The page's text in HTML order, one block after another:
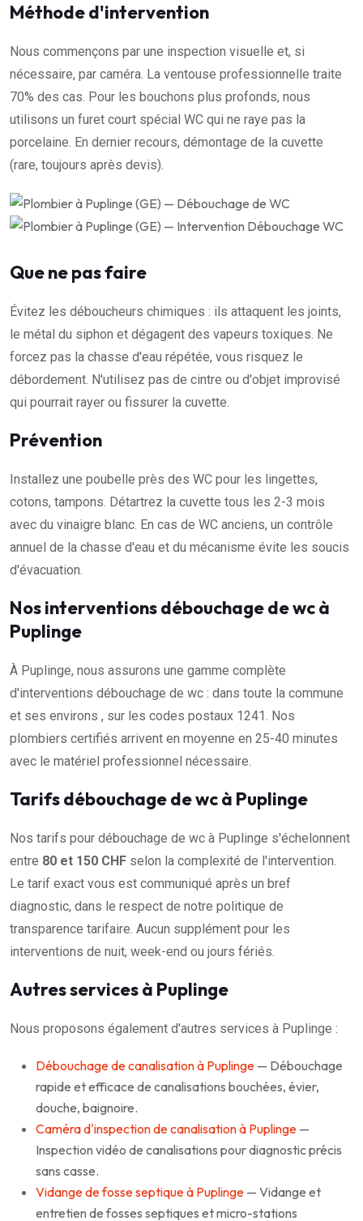
Méthode d'intervention
Nous commençons par une inspection visuelle et, si
nécessaire, par caméra. La ventouse professionnelle traite
70% des cas. Pour les bouchons plus profonds, nous
utilisons un furet court spécial WC qui ne raye pas la
porcelaine. En dernier recours, démontage de la cuvette
(rare, toujours après devis).
Que ne pas faire
Évitez les déboucheurs chimiques : ils attaquent les joints,
le métal du siphon et dégagent des vapeurs toxiques. Ne
forcez pas la chasse d'eau répétée, vous risquez le
débordement. N'utilisez pas de cintre ou d'objet improvisé
qui pourrait rayer ou fissurer la cuvette.
Prévention
Installez une poubelle près des WC pour les lingettes,
cotons, tampons. Détartrez la cuvette tous les 2-3 mois
avec du vinaigre blanc. En cas de WC anciens, un contrôle
annuel de la chasse d'eau et du mécanisme évite les soucis
d'évacuation.
Nos interventions débouchage de wc à
Puplinge
À Puplinge, nous assurons une gamme complète
d'interventions débouchage de wc : dans toute la commune
et ses environs , sur les codes postaux 1241. Nos
plombiers certifiés arrivent en moyenne en 25-40 minutes
avec le matériel professionnel nécessaire.
Tarifs débouchage de wc à Puplinge
Nos tarifs pour débouchage de wc à Puplinge s'échelonnent
entre 80 et 150 CHF selon la complexité de l'intervention.
Le tarif exact vous est communiqué après un bref
diagnostic, dans le respect de notre politique de
transparence tarifaire. Aucun supplément pour les
interventions de nuit, week-end ou jours fériés.
Autres services à Puplinge
Nous proposons également d'autres services à Puplinge :
Débouchage de canalisation à Puplinge — Débouchage
rapide et efficace de canalisations bouchées, évier,
douche, baignoire.
Caméra d'inspection de canalisation à Puplinge —
Inspection vidéo de canalisations pour diagnostic précis
sans casse.
Vidange de fosse septique à Puplinge — Vidange et
entretien de fosses septiques et micro-stations